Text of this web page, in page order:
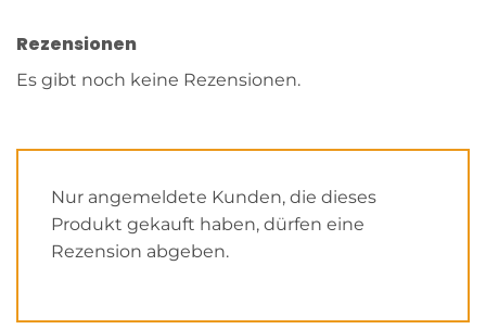
Rezensionen
Es gibt noch keine Rezensionen.
Nur angemeldete Kunden, die dieses
Produkt gekauft haben, dürfen eine
Rezension abgeben.